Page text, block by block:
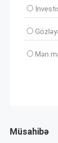
Mən
Müsahibə